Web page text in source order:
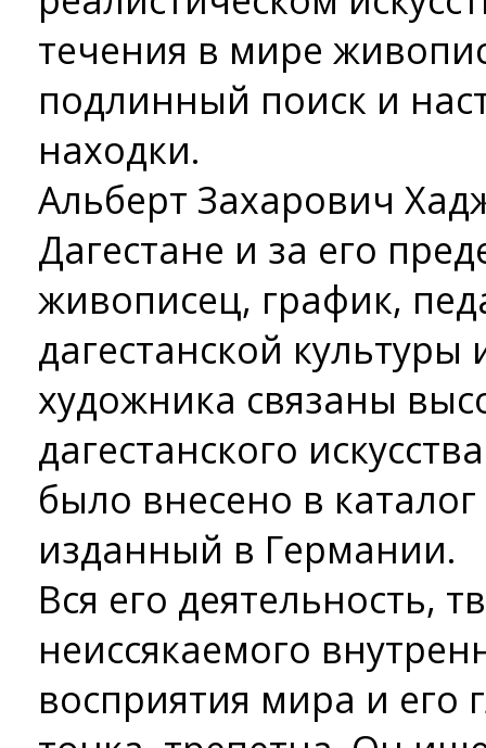
течения в мире
подлинный поиск и
находки.
Альберт Захарович
Дагестане и за его
живописец, график,
дагестанской
художника связаны
дагестанского
было внесено в
изданный в Германии.
Вся его деятельность,
неиссякаемого
восприятия мира и его